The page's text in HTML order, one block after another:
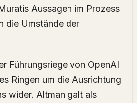
Aussagen im Prozess
die Umstände der
Führungsriege von OpenAI
Ringen um die Ausrichtung
wider. Altman galt als